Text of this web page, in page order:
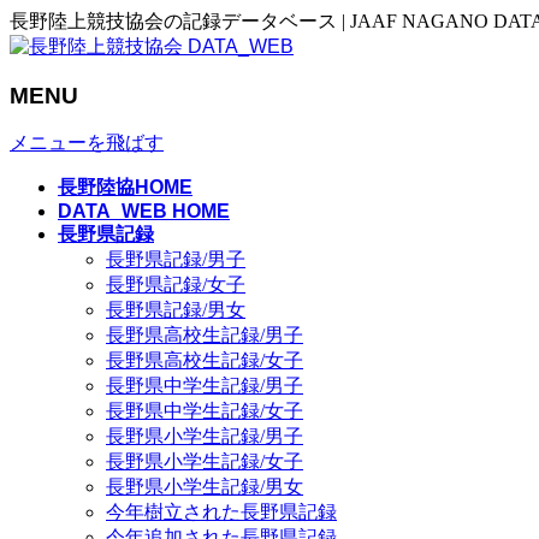
長野陸上競技協会の記録データベース | JAAF NAGANO
MENU
メニューを飛ばす
長野陸協HOME
DATA_WEB HOME
長野県記録
長野県記録/男子
長野県記録/女子
長野県記録/男女
長野県高校生記録/男子
長野県高校生記録/女子
長野県中学生記録/男子
長野県中学生記録/女子
長野県小学生記録/男子
長野県小学生記録/女子
長野県小学生記録/男女
今年樹立された長野県記録